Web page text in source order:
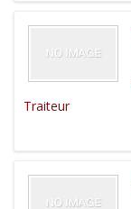
Traiteur